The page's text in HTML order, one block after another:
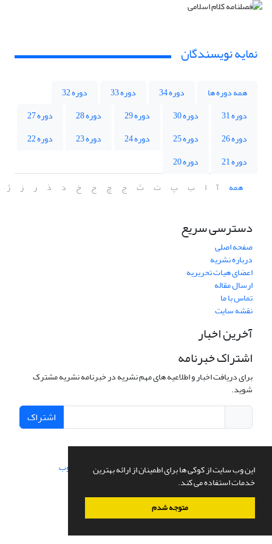
این وب سایت از کوکی ها برای اطمینان از ارائه بهترین
خدمات استفاده می کند.
متوجه شدم
نمایه نویسندگان
همه دوره ها دوره 34 دوره 33
دوره 32
دوره 31
دوره 30 دوره 29 دوره 28
دوره 27
دوره 26
دوره 25 دوره 24 دوره 23
دوره 22
دوره 21
دوره 20
همه
آ ا ب پ ت ث ج چ ح خ د ذ ر ز ژ
دسترسی سریع
صفحه اصلی
درباره نشریه
اعضای هیات تحریریه
ارسال مقاله
تماس با ما
نقشه سایت
آخرین اخبار
اشتراک خبرنامه
برای دریافت اخبار و اطلاعیه های مهم نشریه در خبرنامه نشریه مشترک
شوید.
اشتراک
سامانه مدیریت نشریات علمی.طراحی و پیاده سازی از سیناوب